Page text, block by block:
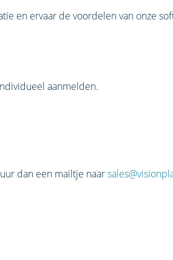
en ervaar de voordelen van onze
aanmelden.
dan een mailtje naar